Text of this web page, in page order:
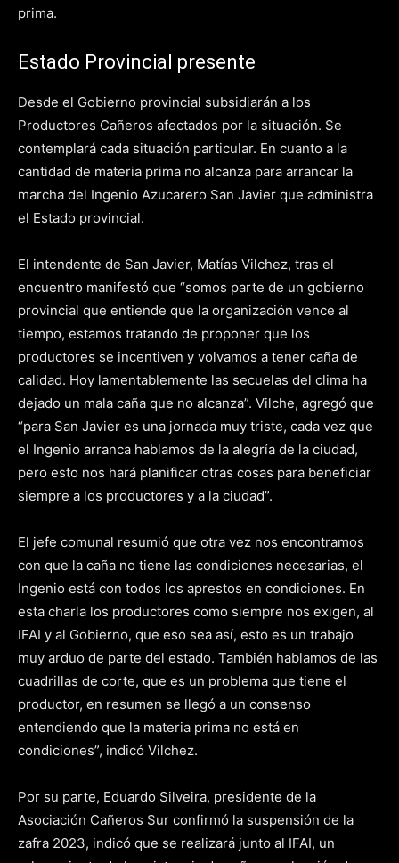
prima.
Estado Provincial presente
Desde el Gobierno provincial subsidiarán a los
Productores Cañeros afectados por la situación. Se
contemplará cada situación particular. En cuanto a la
cantidad de materia prima no alcanza para arrancar la
marcha del Ingenio Azucarero San Javier que administra
el Estado provincial.
El intendente de San Javier, Matías Vilchez, tras el
encuentro manifestó que “somos parte de un gobierno
provincial que entiende que la organización vence al
tiempo, estamos tratando de proponer que los
productores se incentiven y volvamos a tener caña de
calidad. Hoy lamentablemente las secuelas del clima ha
dejado un mala caña que no alcanza”. Vilche, agregó que
“para San Javier es una jornada muy triste, cada vez que
el Ingenio arranca hablamos de la alegría de la ciudad,
pero esto nos hará planificar otras cosas para beneficiar
siempre a los productores y a la ciudad”.
El jefe comunal resumió que otra vez nos encontramos
con que la caña no tiene las condiciones necesarias, el
Ingenio está con todos los aprestos en condiciones. En
esta charla los productores como siempre nos exigen, al
IFAI y al Gobierno, que eso sea así, esto es un trabajo
muy arduo de parte del estado. También hablamos de las
cuadrillas de corte, que es un problema que tiene el
productor, en resumen se llegó a un consenso
entendiendo que la materia prima no está en
condiciones”, indicó Vilchez.
Por su parte, Eduardo Silveira, presidente de la
Asociación Cañeros Sur confirmó la suspensión de la
zafra 2023, indicó que se realizará junto al IFAI, un